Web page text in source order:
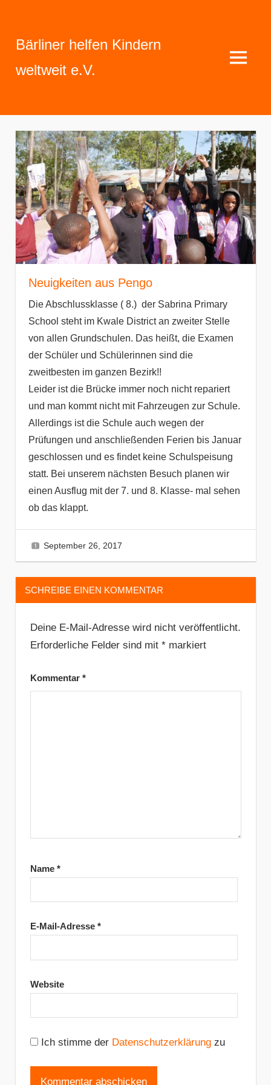
springen
Bärliner helfen Kindern
weltweit e.V.
MENU
Neuigkeiten aus Pengo
Die Abschlussklasse ( 8.) der Sabrina Primary
School steht im Kwale District an zweiter Stelle
von allen Grundschulen. Das heißt, die Examen
der Schüler und Schülerinnen sind die
zweitbesten im ganzen Bezirk!!
Leider ist die Brücke immer noch nicht repariert
und man kommt nicht mit Fahrzeugen zur Schule.
Allerdings ist die Schule auch wegen der
Prüfungen und anschließenden Ferien bis Januar
geschlossen und es findet keine Schulspeisung
statt. Bei unserem nächsten Besuch planen wir
einen Ausflug mit der 7. und 8. Klasse- mal sehen
ob das klappt.
Schule;
September 26, 2017
SCHREIBE EINEN KOMMENTAR
Deine E-Mail-Adresse wird nicht veröffentlicht.
Erforderliche Felder sind mit *markiert
Kommentar *
Name *
E-Mail-Adresse *
Website
Ich stimme der Datenschutzerklärungzu